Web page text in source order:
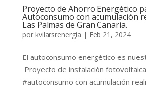
Proyecto de Ahorro Energético
Autoconsumo con acumulación
Las Palmas de Gran Canaria.
por kvilarsrenergia | Feb 21, 2024
El autoconsumo energético es
Proyecto de instalación
#autoconsumo con acumulación